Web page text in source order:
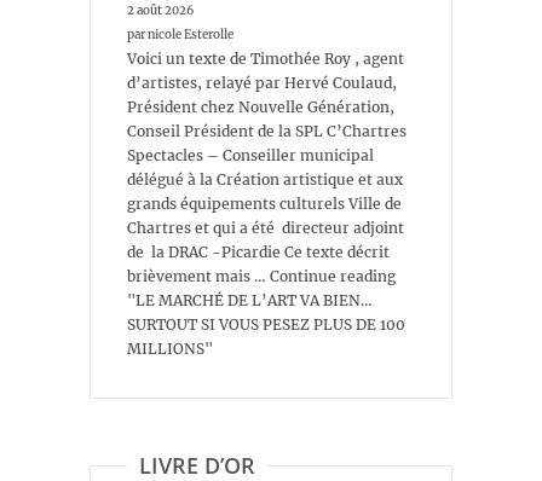
2 août 2026
par nicole Esterolle
Voici un texte de Timothée Roy , agent
d’artistes, relayé par Hervé Coulaud,
Président chez Nouvelle Génération,
Conseil Président de la SPL C’Chartres
Spectacles – Conseiller municipal
délégué à la Création artistique et aux
grands équipements culturels Ville de
Chartres et qui a été directeur adjoint
de la DRAC -Picardie Ce texte décrit
brièvement mais … Continue reading
"LE MARCHÉ DE L’ART VA BIEN…
SURTOUT SI VOUS PESEZ PLUS DE 100
MILLIONS"
LIVRE D’OR